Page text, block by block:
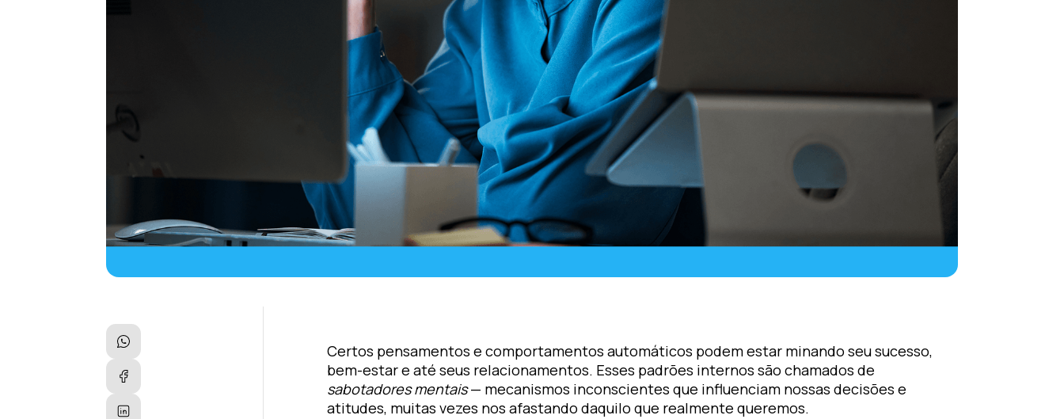
Certos pensamentos e comportamentos automáticos podem estar minando seu sucesso,
bem-estar e até seus relacionamentos. Esses padrões internos são chamados de
sabotadores mentais— mecanismos inconscientes que influenciam nossas decisões e
atitudes, muitas vezes nos afastando daquilo que realmente queremos.